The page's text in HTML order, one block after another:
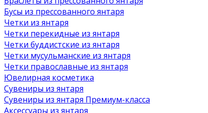
Бусы из прессованного янтаря
Четки из янтаря
Четки перекидные из янтаря
Четки буддистские из янтаря
Четки мусульманские из янтаря
Четки православные из янтаря
Ювелирная косметика
Сувениры из янтаря
Сувениры из янтаря Премиум-класса
Аксессуары из янтаря